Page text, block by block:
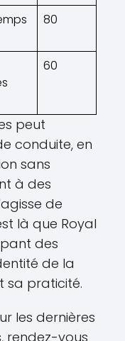
80
60
peut
conduite, en
sans
à des
de
là que Royal
des
de la
sa praticité.
les dernières
rendez-vous